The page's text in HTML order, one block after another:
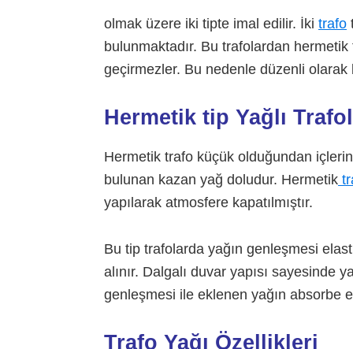
olmak üzere iki tipte imal edilir. İki trafo
bulunmaktadır. Bu trafolardan
geçirmezler. Bu nedenle düzenli olarak
Hermetik tip Yağlı
Hermetik trafo küçük olduğundan
bulunan kazan yağ doludur. Hermetik
yapılarak atmosfere kapatılmıştır.
Bu tip trafolarda yağın genleşmesi
alınır. Dalgalı duvar yapısı sayesinde
genleşmesi ile eklenen yağın absorbe
Trafo Yağı Özellikleri